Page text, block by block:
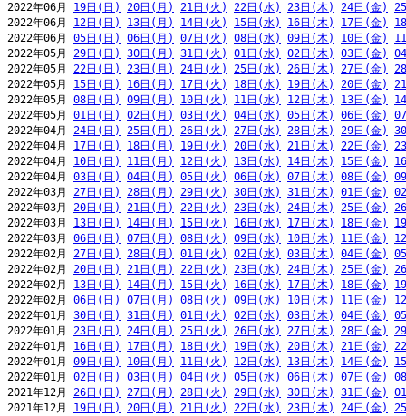
2022年06月 19日(日) 20日(月) 21日(火) 22日(水) 23日(木) 24日(金)
2022年06月 12日(日) 13日(月) 14日(火) 15日(水) 16日(木) 17日(金)
2022年06月 05日(日) 06日(月) 07日(火) 08日(水) 09日(木) 10日(金)
2022年05月 29日(日) 30日(月) 31日(火) 01日(水) 02日(木) 03日(金)
2022年05月 22日(日) 23日(月) 24日(火) 25日(水) 26日(木) 27日(金)
2022年05月 15日(日) 16日(月) 17日(火) 18日(水) 19日(木) 20日(金)
2022年05月 08日(日) 09日(月) 10日(火) 11日(水) 12日(木) 13日(金)
2022年05月 01日(日) 02日(月) 03日(火) 04日(水) 05日(木) 06日(金)
2022年04月 24日(日) 25日(月) 26日(火) 27日(水) 28日(木) 29日(金)
2022年04月 17日(日) 18日(月) 19日(火) 20日(水) 21日(木) 22日(金)
2022年04月 10日(日) 11日(月) 12日(火) 13日(水) 14日(木) 15日(金)
2022年04月 03日(日) 04日(月) 05日(火) 06日(水) 07日(木) 08日(金)
2022年03月 27日(日) 28日(月) 29日(火) 30日(水) 31日(木) 01日(金)
2022年03月 20日(日) 21日(月) 22日(火) 23日(水) 24日(木) 25日(金)
2022年03月 13日(日) 14日(月) 15日(火) 16日(水) 17日(木) 18日(金)
2022年03月 06日(日) 07日(月) 08日(火) 09日(水) 10日(木) 11日(金)
2022年02月 27日(日) 28日(月) 01日(火) 02日(水) 03日(木) 04日(金)
2022年02月 20日(日) 21日(月) 22日(火) 23日(水) 24日(木) 25日(金)
2022年02月 13日(日) 14日(月) 15日(火) 16日(水) 17日(木) 18日(金)
2022年02月 06日(日) 07日(月) 08日(火) 09日(水) 10日(木) 11日(金)
2022年01月 30日(日) 31日(月) 01日(火) 02日(水) 03日(木) 04日(金)
2022年01月 23日(日) 24日(月) 25日(火) 26日(水) 27日(木) 28日(金)
2022年01月 16日(日) 17日(月) 18日(火) 19日(水) 20日(木) 21日(金)
2022年01月 09日(日) 10日(月) 11日(火) 12日(水) 13日(木) 14日(金)
2022年01月 02日(日) 03日(月) 04日(火) 05日(水) 06日(木) 07日(金)
2021年12月 26日(日) 27日(月) 28日(火) 29日(水) 30日(木) 31日(金)
2021年12月 19日(日) 20日(月) 21日(火) 22日(水) 23日(木) 24日(金)